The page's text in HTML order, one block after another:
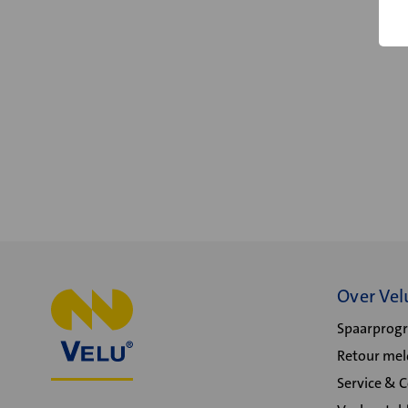
Over
Retour
Service &